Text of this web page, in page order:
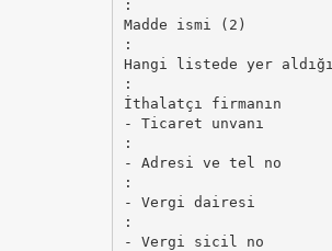
:
Madde ismi (2)
:
Hangi listede yer aldığı
:
İthalatçı firmanın
- Ticaret unvanı
:
- Adresi ve tel no
:
- Vergi dairesi
:
- Vergi sicil no